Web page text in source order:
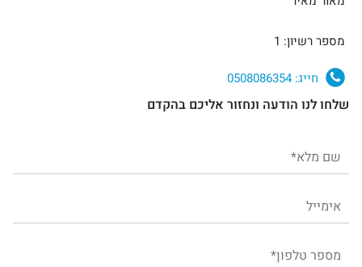
מספר רשיון: 1
חייג:
שלחו לנו הודעה ונחזור אליכם בהקדם